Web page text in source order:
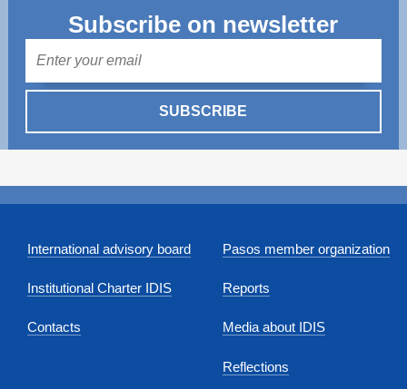
Subscribe on newsletter
SUBSCRIBE
International advisory board
Institutional Charter IDIS
Contacts
Pasos member organization
Reports
Media about IDIS
Reflections